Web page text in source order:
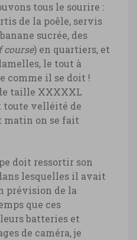
tous le sourire :
de la poêle, servis
sucrée, des
course) en quartiers, et
le tout à
comme il se doit !
taille XXXXXL
toute velléité de
matin on se fait
doit ressortir son
lesquelles il avait
prévision de la
que ces
batteries et
de caméra, je